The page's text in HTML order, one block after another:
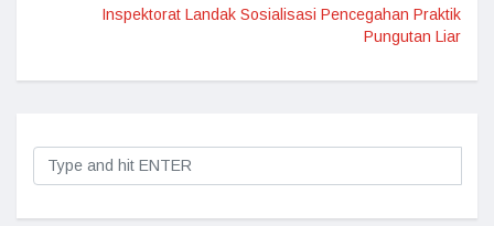
Inspektorat Landak Sosialisasi Pencegahan Praktik
Pungutan Liar